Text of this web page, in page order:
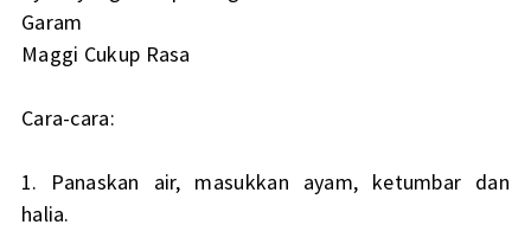
Garam
Maggi Cukup Rasa
Cara-cara:
1. Panaskan air, masukkan ayam, ketumbar dan
halia.